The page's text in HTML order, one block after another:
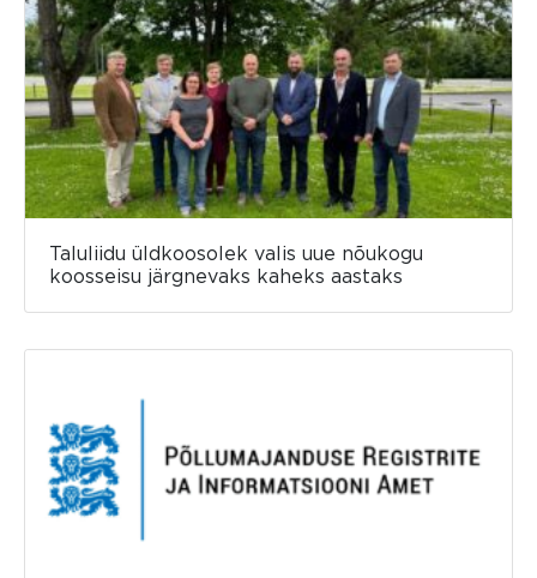
Taluliidu üldkoosolek valis uue nõukogu
koosseisu järgnevaks kaheks aastaks